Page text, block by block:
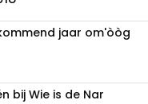
jaar om'òòg
bij Wie is de Nar